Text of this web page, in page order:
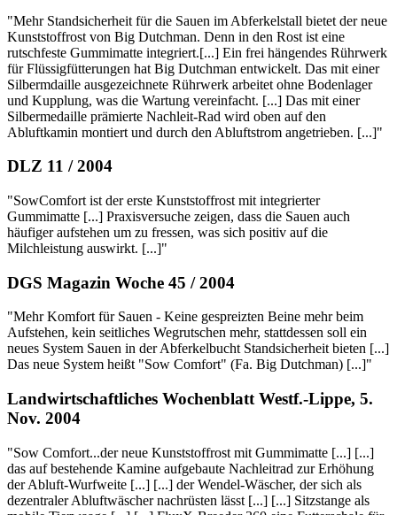
"Mehr Standsicherheit für die Sauen im Abferkelstall bietet der neue
Kunststoffrost von Big Dutchman. Denn in den Rost ist eine
rutschfeste Gummimatte integriert.[...] Ein frei hängendes Rührwerk
für Flüssigfütterungen hat Big Dutchman entwickelt. Das mit einer
Silbermdaille ausgezeichnete Rührwerk arbeitet ohne Bodenlager
und Kupplung, was die Wartung vereinfacht. [...] Das mit einer
Silbermedaille prämierte Nachleit-Rad wird oben auf den
Abluftkamin montiert und durch den Abluftstrom angetrieben. [...]"
DLZ 11 / 2004
"SowComfort ist der erste Kunststoffrost mit integrierter
Gummimatte [...] Praxisversuche zeigen, dass die Sauen auch
häufiger aufstehen um zu fressen, was sich positiv auf die
Milchleistung auswirkt. [...]"
DGS Magazin Woche 45 / 2004
"Mehr Komfort für Sauen - Keine gespreizten Beine mehr beim
Aufstehen, kein seitliches Wegrutschen mehr, stattdessen soll ein
neues System Sauen in der Abferkelbucht Standsicherheit bieten [...]
Das neue System heißt "Sow Comfort" (Fa. Big Dutchman) [...]"
Landwirtschaftliches Wochenblatt Westf.-Lippe, 5.
Nov. 2004
"Sow Comfort...der neue Kunststoffrost mit Gummimatte [...] [...]
das auf bestehende Kamine aufgebaute Nachleitrad zur Erhöhung
der Abluft-Wurfweite [...] [...] der Wendel-Wäscher, der sich als
dezentraler Abluftwäscher nachrüsten lässt [...] [...] Sitzstange als